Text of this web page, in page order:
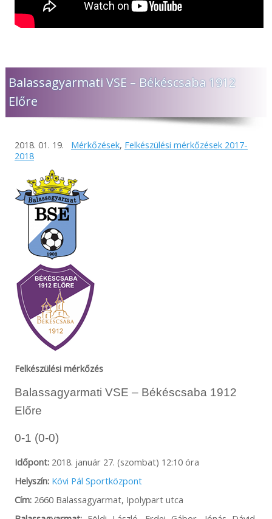
Balassagyarmati VSE – Békéscsaba 1912
Előre
2018. 01. 19. Mérkőzések, Felkészülési mérkőzések 2017-
2018
Felkészülési mérkőzés
Balassagyarmati VSE – Békéscsaba 1912
Előre
0-1 (0-0)
Időpont:2018. január 27. (szombat) 12:10 óra
Helyszín: Kövi Pál Sportközpont
Cím:2660 Balassagyarmat, Ipolypart utca